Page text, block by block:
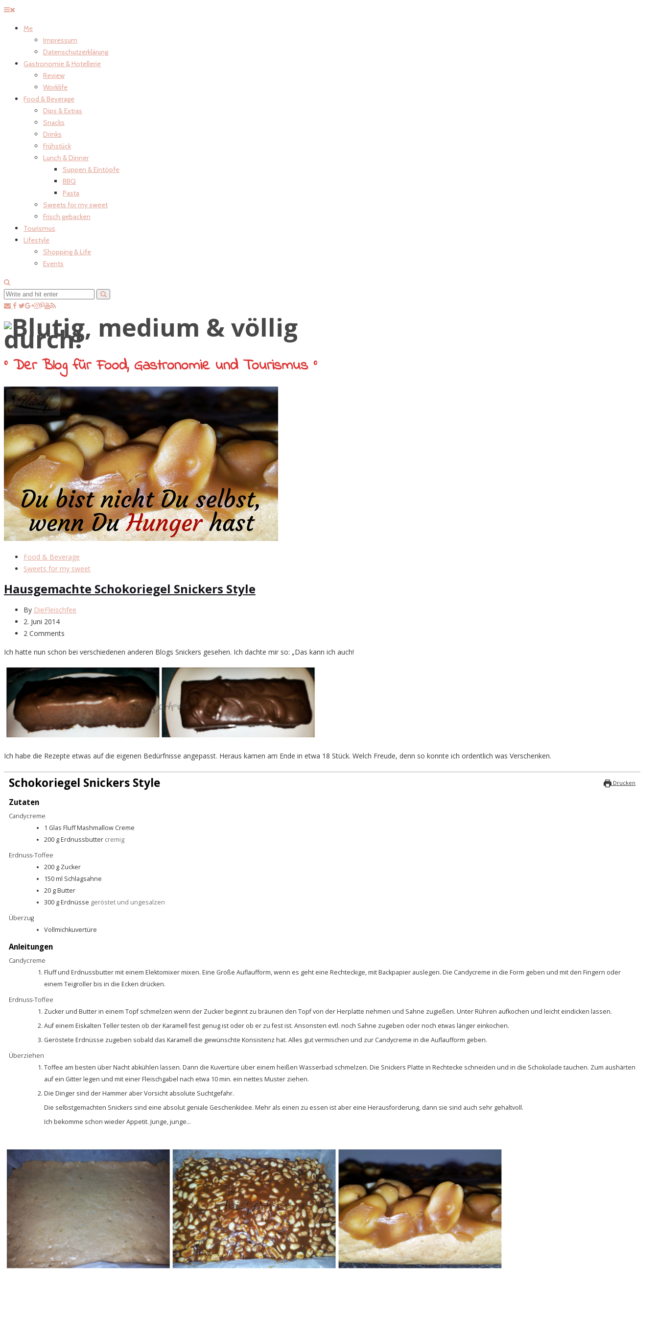
Me
Impressum
Datenschutzerklärung
Gastronomie & Hotellerie
Review
Worklife
Food & Beverage
Dips & Extras
Snacks
Drinks
Frühstück
Lunch & Dinner
Suppen & Eintöpfe
BBQ
Pasta
Sweets for my sweet
Frisch gebacken
Tourismus
Lifestyle
Shopping & Life
Events
° Der Blog für Food, Gastronomie und Tourismus °
Food & Beverage
Sweets for my sweet
Hausgemachte Schokoriegel Snickers Style
By DieFleischfee
2. Juni 2014
2 Comments
Ich hatte nun schon bei verschiedenen anderen Blogs Snickers gesehen. Ich dachte mir so: „Das kann ich auch!
Ich habe die Rezepte etwas auf die eigenen Bedürfnisse angepasst. Heraus kamen am Ende in etwa 18 Stück. Welch Freude, denn so konnte ich ordentlich was Verschenken.
Drucken
Schokoriegel Snickers Style
Zutaten
Candycreme
1 Glas Fluff Mashmallow Creme
200 gErdnussbutter cremig
Erdnuss-Toffee
200 g Zucker
150ml Schlagsahne
20 gButter
300 gErdnüsse geröstet und ungesalzen
Überzug
Vollmichkuvertüre
Anleitungen
Candycreme
Fluff und Erdnussbutter mit einem Elektomixer mixen. Eine Große Auflaufform, wenn es geht eine Rechteckige, mit Backpapier auslegen. Die Candycreme in die Form geben und mit den Fingern oder
einem Teigroller bis in die Ecken drücken.
Erdnuss-Toffee
Zucker und Butter in einem Topf schmelzen wenn der Zucker beginnt zu bräunen den Topf von der Herplatte nehmen und Sahne zugießen. Unter Rühren aufkochen und leicht eindicken lassen.
Auf einem Eiskalten Teller testen ob der Karamell fest genug ist oder ob er zu fest ist. Ansonsten evtl. noch Sahne zugeben oder noch etwas länger einkochen.
Geröstete Erdnüsse zugeben sobald das Karamell die gewünschte Konsistenz hat. Alles gut vermischen und zur Candycreme in die Auflaufform geben.
Überziehen
Toffee am besten über Nacht abkühlen lassen. Dann die Kuvertüre über einem heißen Wasserbad schmelzen. Die Snickers Platte in Rechtecke schneiden und in die Schokolade tauchen. Zum aushärten
auf ein Gitter legen und mit einer Fleischgabel nach etwa 10 min. ein nettes Muster ziehen.
Die Dinger sind der Hammer aber Vorsicht absolute Suchtgefahr.
Die selbstgemachten Snickers sind eine absolut geniale Geschenkidee. Mehr als einen zu essen ist aber eine Herausforderung, dann sie sind auch sehr gehaltvoll.
Ich bekomme schon wieder Appetit. Junge, junge...